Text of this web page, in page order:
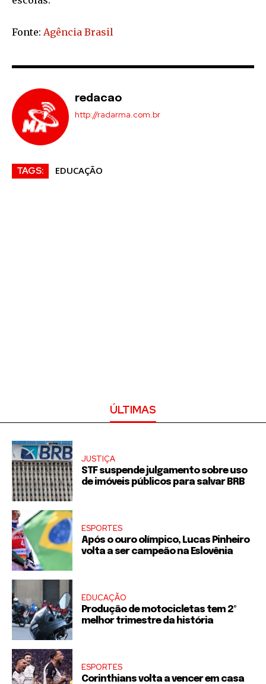
Fonte: Agência Brasil
redacao
http://radarma.com.br
TAGS: EDUCAÇÃO
ÚLTIMAS
JUSTIÇA
STF suspende julgamento sobre uso
de imóveis públicos para salvar BRB
ESPORTES
Após o ouro olímpico, Lucas Pinheiro
volta a ser campeão na Eslovênia
EDUCAÇÃO
Produção de motocicletas tem 2º
melhor trimestre da história
ESPORTES
Corinthians volta a vencer em casa